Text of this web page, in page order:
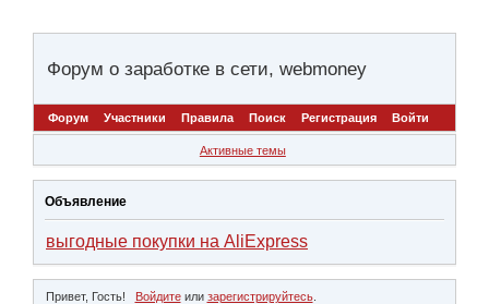
Форум о заработке в сети, webmoney
Форум Участники Правила Поиск Регистрация Войти
Активные темы
Объявление
выгодные покупки на AliExpress
Привет, Гость! Войдитеили зарегистрируйтесь.